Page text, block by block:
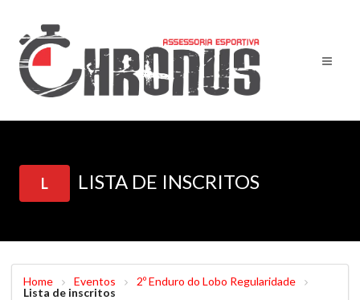
L LISTA DE INSCRITOS
Home Eventos
2º Enduro do Lobo Regularidade
Lista de inscritos